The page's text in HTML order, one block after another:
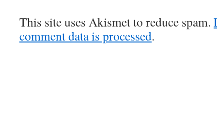
This site uses Akismet to reduce spam.
comment data is processed.